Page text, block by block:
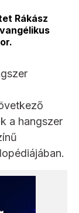
Rákász
a hangszer